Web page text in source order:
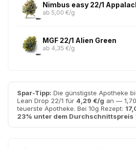
Nimbus easy 22/1
ab 5,00 €/g
MGF 22/1 Alien Green
ab 4,35 €/g
Spar-Tipp: Die günstigste Apotheke
Lean Drop 22/1 für 4,29 €/g an —
teuerste Apotheke. Bei 10g Rezept:
23% unter dem Durchschnittspreis